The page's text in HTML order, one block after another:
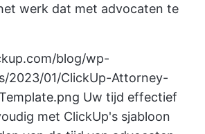
werk dat met advocaten te
blog/wp-
2023/01/ClickUp-Attorney-
Uw tijd effectief
met ClickUp's sjabloon